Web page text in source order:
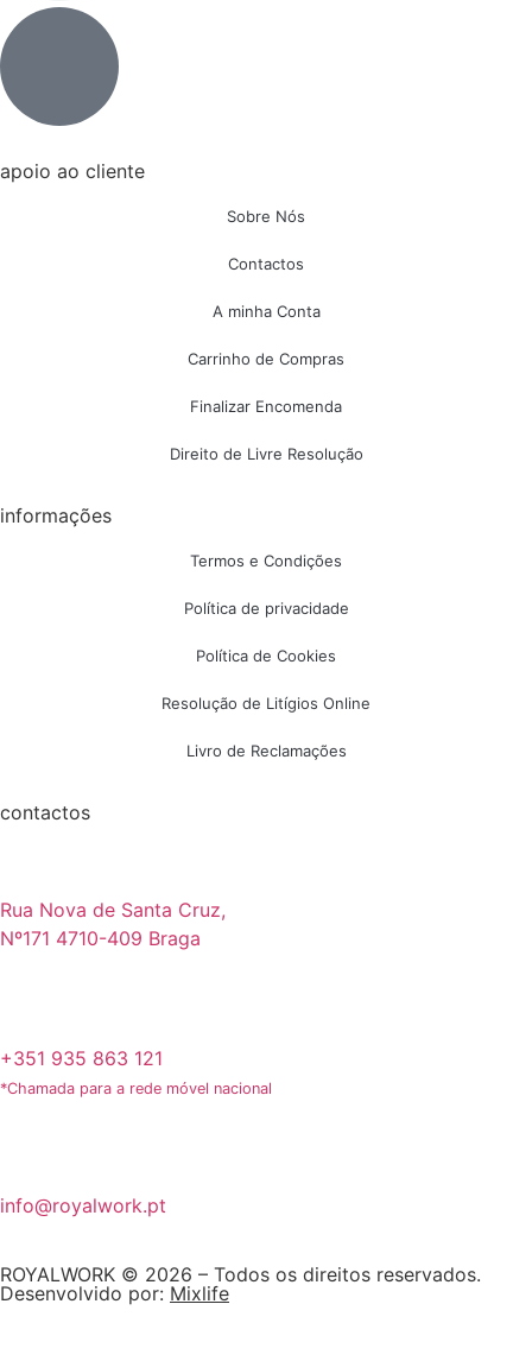
apoio ao cliente
Sobre Nós
Contactos
A minha Conta
Carrinho de Compras
Finalizar Encomenda
Direito de Livre Resolução
informações
Termos e Condições
Política de privacidade
Política de Cookies
Resolução de Litígios Online
Livro de Reclamações
contactos
Rua Nova de Santa Cruz,
Nº171 4710-409 Braga
+351 935 863 121
*Chamada para a rede móvel nacional
info@royalwork.pt
ROYALWORK © 2026 – Todos os direitos reservados.
Desenvolvido por: Mixlife